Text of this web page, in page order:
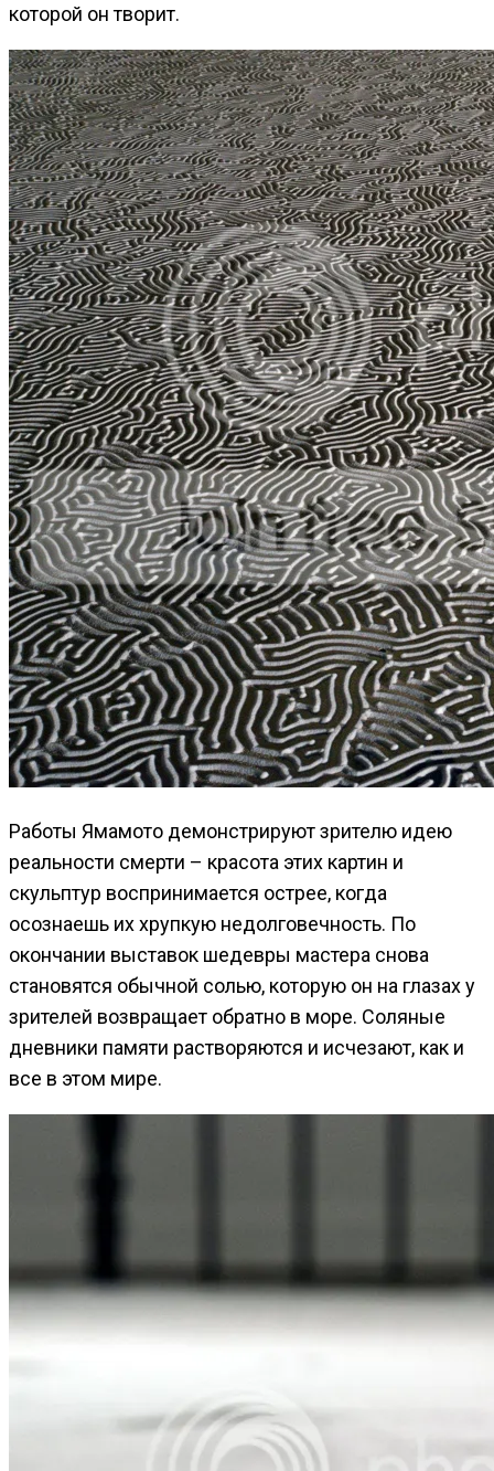
которой он творит.
Работы Ямамото демонстрируют зрителю идею
реальности смерти – красота этих картин и
скульптур воспринимается острее, когда
осознаешь их хрупкую недолговечность. По
окончании выставок шедевры мастера снова
становятся обычной солью, которую он на глазах у
зрителей возвращает обратно в море. Соляные
дневники памяти растворяются и исчезают, как и
все в этом мире.